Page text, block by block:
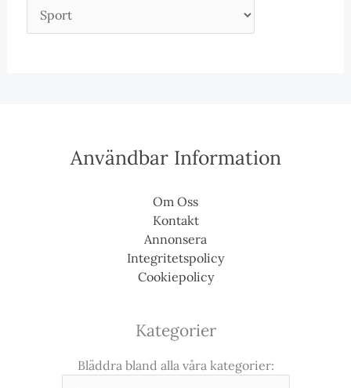
Användbar Information
Om Oss
Kontakt
Annonsera
Integritetspolicy
Cookiepolicy
Kategorier
Bläddra bland alla våra kategorier: